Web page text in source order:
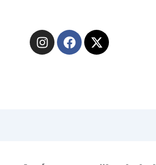
I
n
F
a
X
-